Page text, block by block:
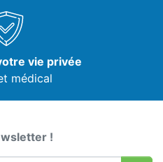
vie privée
médical
!